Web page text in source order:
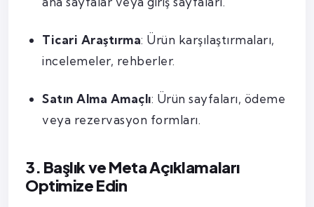
Ticari Araştırma: Ürün karşılaştırmaları,
incelemeler, rehberler.
Satın Alma Amaçlı: Ürün sayfaları, ödeme
veya rezervasyon formları.
3. Başlık ve Meta Açıklamaları
Optimize Edin